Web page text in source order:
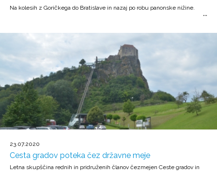
Na kolesih z Goričkega do Bratislave in nazaj po robu panonske nižine.
23.07.2020
Cesta gradov poteka čez državne meje
Letna skupščina rednih in pridruženih članov čezmejen Ceste gradov in